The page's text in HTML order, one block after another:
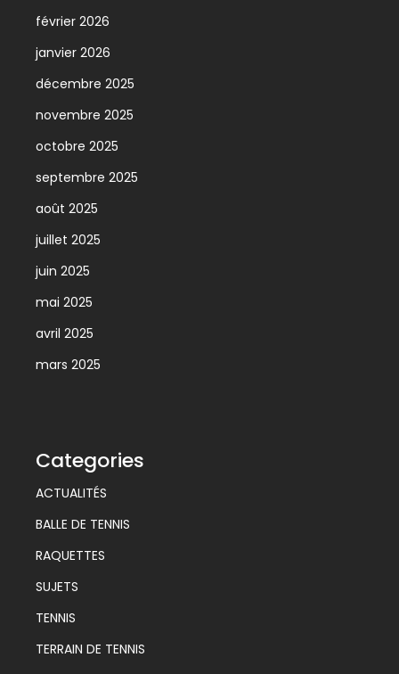
février 2026
janvier 2026
décembre 2025
novembre 2025
octobre 2025
septembre 2025
août 2025
juillet 2025
juin 2025
mai 2025
avril 2025
mars 2025
Categories
ACTUALITÉS
BALLE DE TENNIS
RAQUETTES
SUJETS
TENNIS
TERRAIN DE TENNIS